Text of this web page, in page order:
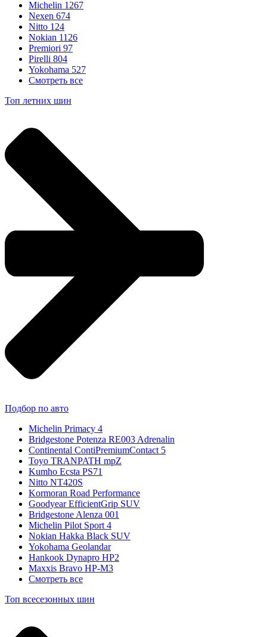
Michelin 1267
Nexen 674
Nitto 124
Nokian 1126
Premiori 97
Pirelli 804
Yokohama 527
Смотреть все
Топ летних шин
Подбор по авто
Michelin Primacy 4
Bridgestone Potenza RE003 Adrenalin
Continental ContiPremiumContact 5
Toyo TRANPATH mpZ
Kumho Ecsta PS71
Nitto NT420S
Kormoran Road Performance
Goodyear EfficientGrip SUV
Bridgestone Alenza 001
Michelin Pilot Sport 4
Nokian Hakka Black SUV
Yokohama Geolandar
Hankook Dynapro HP2
Maxxis Bravo HP-M3
Смотреть все
Топ всесезонных шин